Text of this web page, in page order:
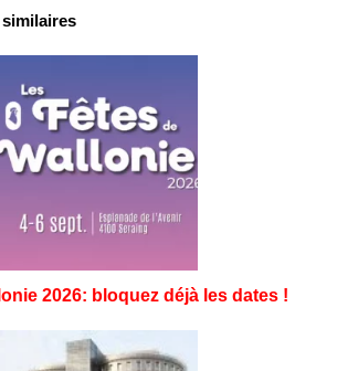
2026: bloquez déjà les dates !